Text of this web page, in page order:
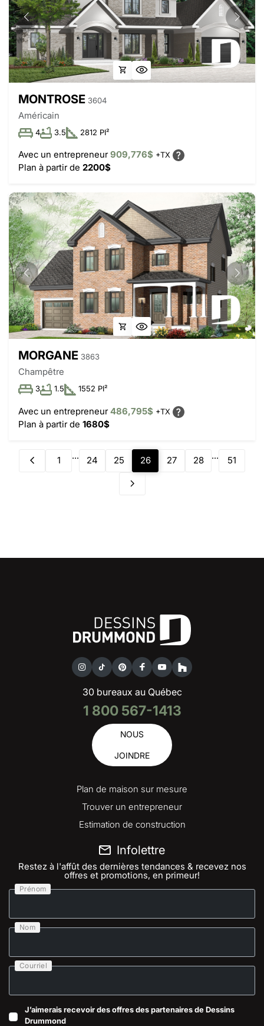
MONTROSE 3604
Américain
4 3.5 2812 PI²
Avec un entrepreneur909,776$ +TX
Plan à partir de 2200$
MORGANE 3863
Champêtre
3 1.5 1552 PI²
Avec un entrepreneur486,795$ +TX
Plan à partir de 1680$
1 ... 24 25 26 27 28 ... 51
30 bureaux au Québec
1 800 567-1413
NOUS
JOINDRE
Plan de maison sur mesure
Trouver un entrepreneur
Estimation de construction
Infolettre
Restez à l'affût des dernières tendances & recevez nos
offres et promotions, en primeur!
Prénom
Nom
Courriel
J’aimerais recevoir des offres des partenaires de Dessins
Drummond